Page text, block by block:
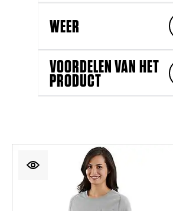
WEER
VOORDELEN VAN HET
PRODUCT